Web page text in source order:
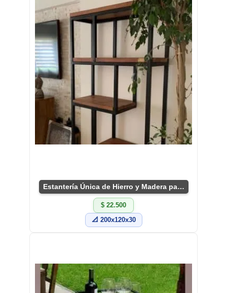
Estantería Única de Hierro y Madera para Sala
$ 22.500
📐 200x120x30